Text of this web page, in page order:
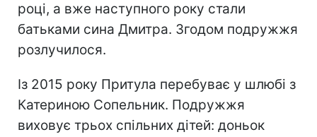
році, а вже наступного року стали
батьками сина Дмитра. Згодом подружжя
розлучилося.
Із 2015 року Притула перебуває у шлюбі з
Катериною Сопельник. Подружжя
виховує трьох спільних дітей: доньок